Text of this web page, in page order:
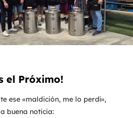
el Próximo!
ese «maldición, me lo perdí»,
buena noticia: